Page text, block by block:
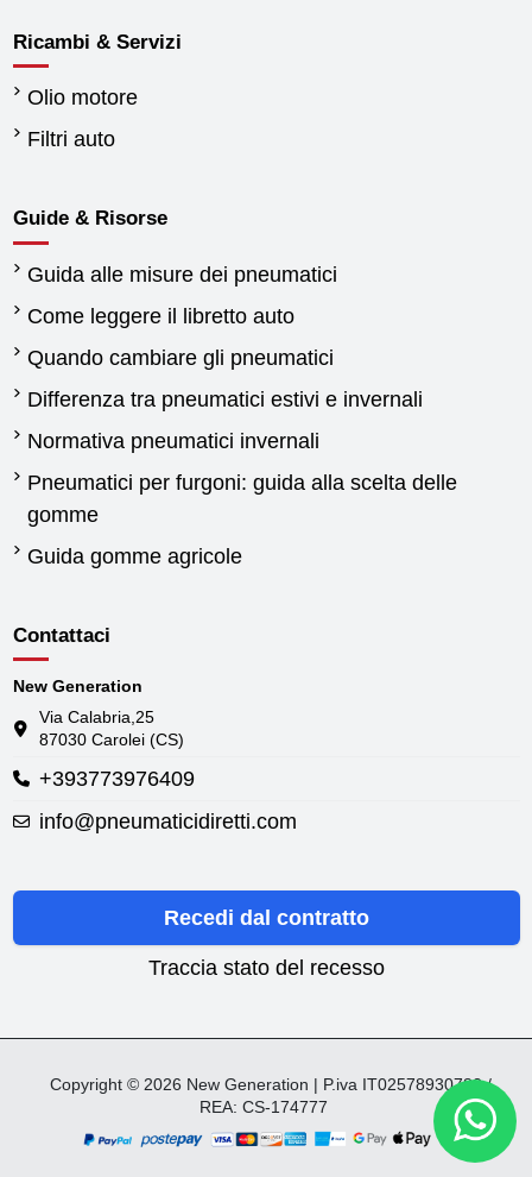
Ricambi & Servizi
Olio motore
Filtri auto
Guide & Risorse
Guida alle misure dei pneumatici
Come leggere il libretto auto
Quando cambiare gli pneumatici
Differenza tra pneumatici estivi e invernali
Normativa pneumatici invernali
Pneumatici per furgoni: guida alla scelta delle
gomme
Guida gomme agricole
Contattaci
New Generation
Via Calabria,25
87030 Carolei (CS)
+393773976409
info@pneumaticidiretti.com
Recedi dal contratto
Traccia stato del recesso
Copyright © 2026 New Generation | P.iva IT02578930782 /
REA: CS-174777